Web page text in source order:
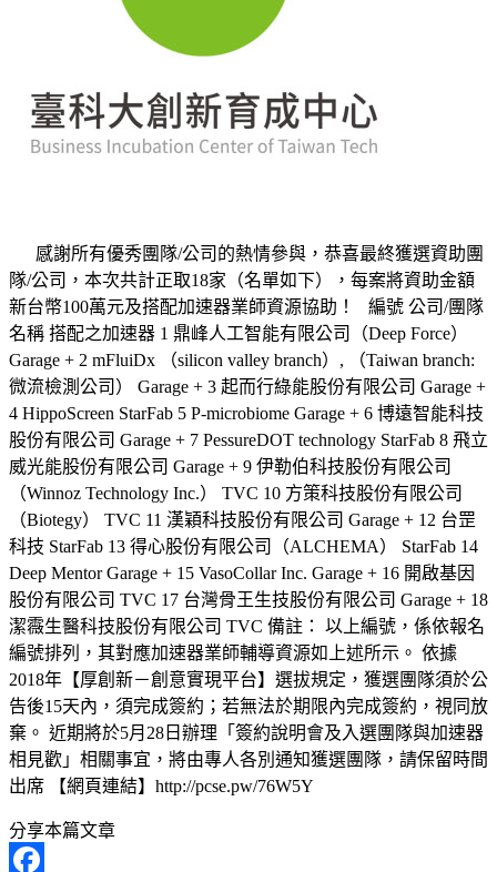
感謝所有優秀團隊/公司的熱情參與，恭喜最終獲選資助團
隊/公司，本次共計正取18家（名單如下），每案將資助金額
新台幣100萬元及搭配加速器業師資源協助！ 編號 公司/團隊
名稱 搭配之加速器 1 鼎峰人工智能有限公司（Deep Force）
Garage + 2 mFluiDx （silicon valley branch）, （Taiwan branch:
微流檢測公司） Garage + 3 起而行綠能股份有限公司 Garage +
4 HippoScreen StarFab 5 P-microbiome Garage + 6 博遠智能科技
股份有限公司 Garage + 7 PessureDOT technology StarFab 8 飛立
威光能股份有限公司 Garage + 9 伊勒伯科技股份有限公司
（Winnoz Technology Inc.） TVC 10 方策科技股份有限公司
（Biotegy） TVC 11 漢穎科技股份有限公司 Garage + 12 台罡
科技 StarFab 13 得心股份有限公司（ALCHEMA） StarFab 14
Deep Mentor Garage + 15 VasoCollar Inc. Garage + 16 開啟基因
股份有限公司 TVC 17 台灣骨王生技股份有限公司 Garage + 18
潔霺生醫科技股份有限公司 TVC 備註： 以上編號，係依報名
編號排列，其對應加速器業師輔導資源如上述所示。 依據
2018年【厚創新－創意實現平台】選拔規定，獲選團隊須於公
告後15天內，須完成簽約；若無法於期限內完成簽約，視同放
棄。 近期將於5月28日辦理「簽約說明會及入選團隊與加速器
相見歡」相關事宜，將由專人各別通知獲選團隊，請保留時間
出席 【網頁連結】http://pcse.pw/76W5Y
分享本篇文章